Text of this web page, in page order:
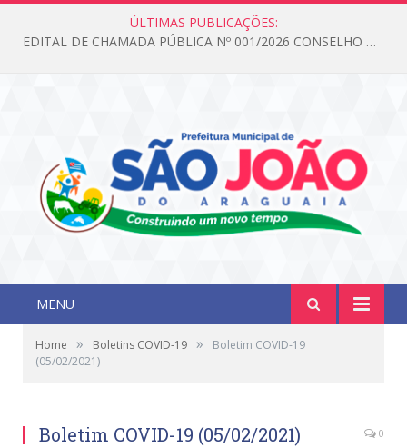
ÚLTIMAS PUBLICAÇÕES:
EDITAL DE CHAMADA PÚBLICA Nº 001/2026 CONSELHO DOS DIREITOS DA CRIANÇA E DO ADOLESCENTE
MENU
Home » Boletins COVID-19 »
Boletim COVID-19
(05/02/2021)
Boletim COVID-19 (05/02/2021) 0